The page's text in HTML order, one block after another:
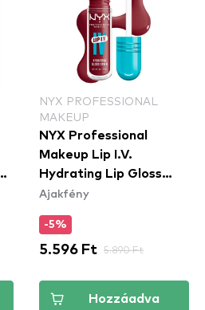
NYX PROFESSIONAL
MAKEUP
NYX Professional
Makeup Lip I.V.
Hydrating Lip Gloss
Stain - 09 Blush Rush
Ajakfény
-5%
5.596 Ft 5.890 Ft
Hozzáadva